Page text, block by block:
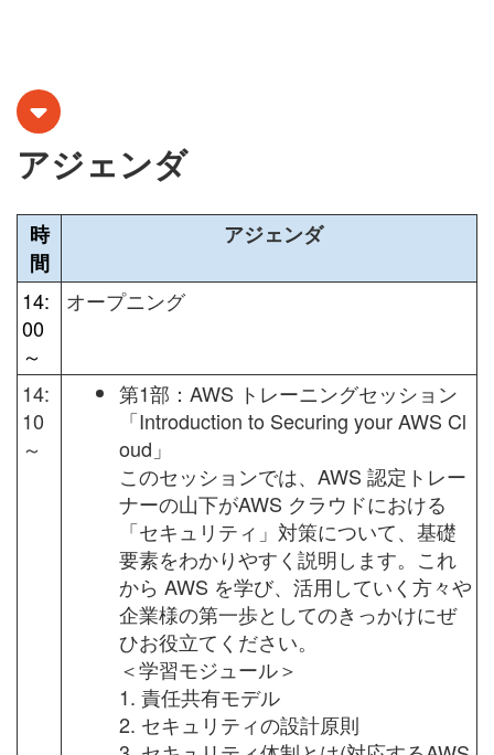
アジェンダ
時
間
アジェンダ
14:
00
～
オープニング
14:
10
～
第1部：AWS トレーニングセッション
「Introduction to Securing your AWS Cl
oud」
このセッションでは、AWS 認定トレー
ナーの山下がAWS クラウドにおける
「セキュリティ」対策について、基礎
要素をわかりやすく説明します。これ
から AWS を学び、活用していく方々や
企業様の第一歩としてのきっかけにぜ
ひお役立てください。
＜学習モジュール＞
1. 責任共有モデル
2. セキュリティの設計原則